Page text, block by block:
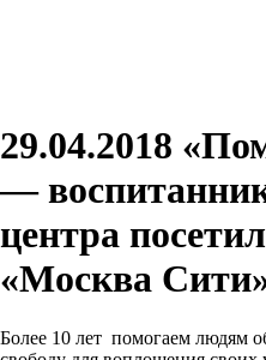
29.04.2018
—
центра
«Москва
Более 10 лет помогаем людям